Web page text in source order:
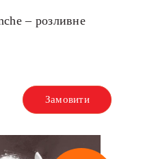
– розливне
Замовити